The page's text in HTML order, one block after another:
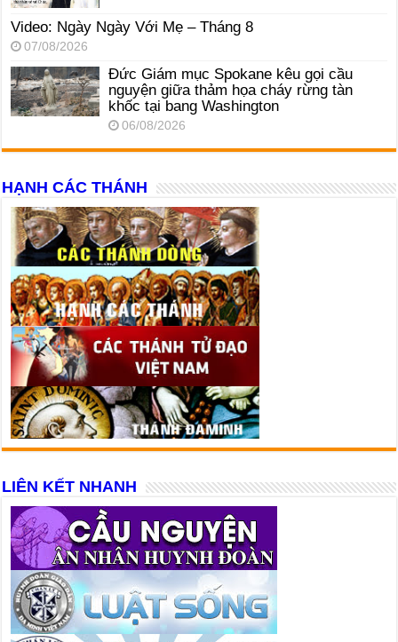
Video: Ngày Ngày Với Mẹ – Tháng 8
07/08/2026
Đức Giám mục Spokane kêu gọi cầu
nguyện giữa thảm họa cháy rừng tàn
khốc tại bang Washington
06/08/2026
HẠNH CÁC THÁNH
LIÊN KẾT NHANH